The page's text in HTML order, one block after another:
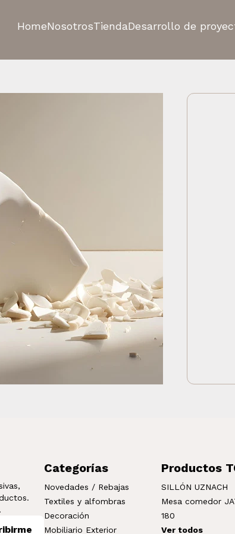
HomeNosotrosTiendaDesarrollo de
Categorías
Novedades / Rebajas
Textiles y alfombras
Decoración
Mobiliario Exterior
Productos
SILLÓN UZNACH
Mesa comedor
180
Ver todos